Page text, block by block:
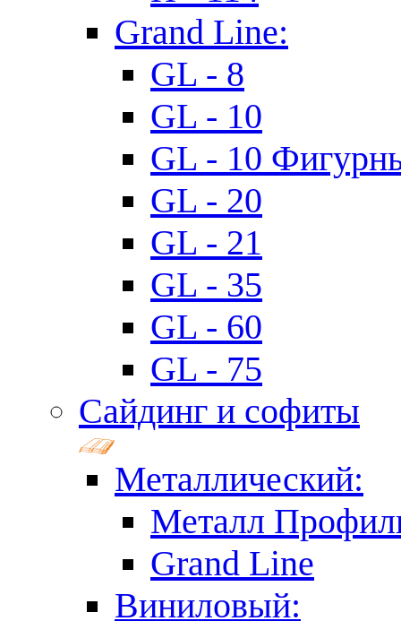
Grand Line:
GL - 8
GL - 10
GL - 10
GL - 20
GL - 21
GL - 35
GL - 60
GL - 75
Сайдинг и софиты
Металлический:
Металл
Grand Line
Виниловый: